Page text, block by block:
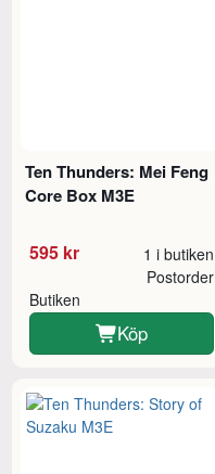
Ten Thunders: Mei Feng
Core Box M3E
595 kr 1 i butiken
Butiken
Postorder
Köp